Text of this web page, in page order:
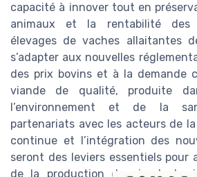
capacité à innover tout en
animaux et la rentabilité des
élevages de vaches allaitantes
s’adapter aux nouvelles
des prix bovins et à la demande
viande de qualité, produite
l’environnement et de la
partenariats avec les acteurs de
continue et l’intégration des
seront des leviers essentiels pour
de la production de viande